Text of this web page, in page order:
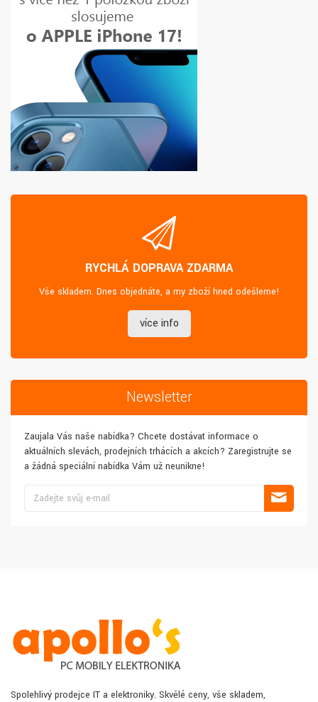
RYCHLÁ DOPRAVA ZDARMA
Vše skladem. Dnes objednáte, a my zboží hned odešleme!
více info
Newsletter
Zaujala Vás naše nabídka? Chcete dostávat informace o
aktuálních slevách, prodejních trhácích a akcích? Zaregistrujte se
a žádná speciální nabídka Vám už neunikne!
Spolehlivý prodejce IT a elektroniky. Skvělé ceny, vše skladem,